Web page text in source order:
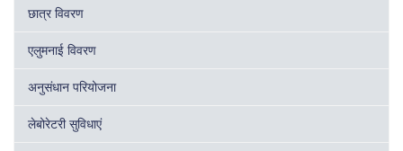
छात्र विवरण
एलुमनाई विवरण
अनुसंधान परियोजना
लेबोरेटरी सुविधाएं